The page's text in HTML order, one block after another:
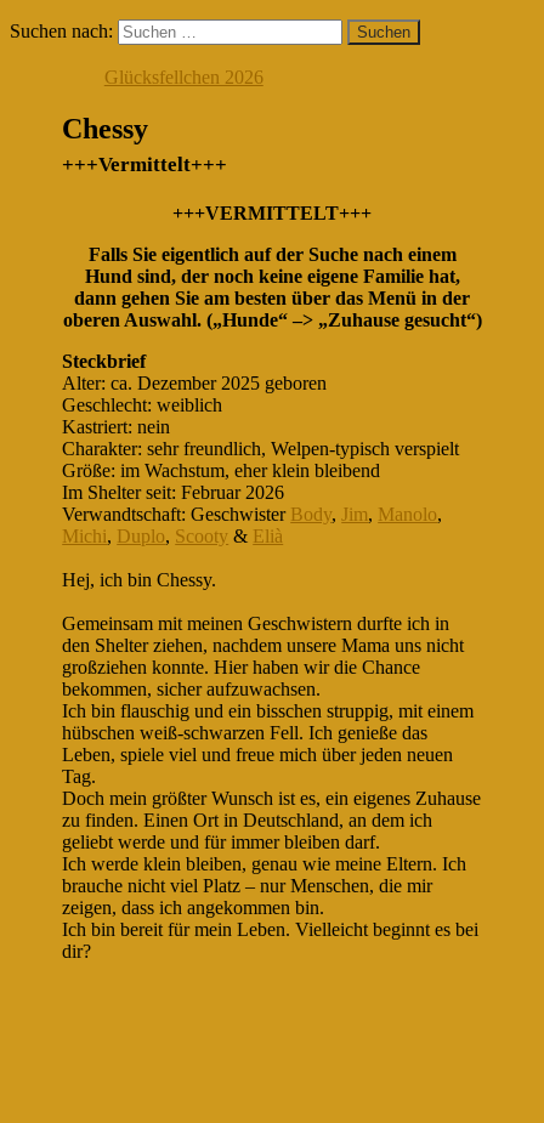
Suchen nach:
Glücksfellchen 2026
Chessy
+++Vermittelt+++
+++VERMITTELT+++
Falls Sie eigentlich auf der Suche nach einem
Hund sind, der noch keine eigene Familie hat,
dann gehen Sie am besten über das Menü in der
oberen Auswahl. („Hunde“ –> „Zuhause gesucht“)
Steckbrief
Alter: ca. Dezember 2025 geboren
Geschlecht: weiblich
Kastriert: nein
Charakter: sehr freundlich, Welpen-typisch verspielt
Größe: im Wachstum, eher klein bleibend
Im Shelter seit: Februar 2026
Verwandtschaft: Geschwister Body,Jim, Manolo,
Michi, Duplo, Scooty & Elià
Hej, ich bin Chessy.
Gemeinsam mit meinen Geschwistern durfte ich in
den Shelter ziehen, nachdem unsere Mama uns nicht
großziehen konnte. Hier haben wir die Chance
bekommen, sicher aufzuwachsen.
Ich bin flauschig und ein bisschen struppig, mit einem
hübschen weiß-schwarzen Fell. Ich genieße das
Leben, spiele viel und freue mich über jeden neuen
Tag.
Doch mein größter Wunsch ist es, ein eigenes Zuhause
zu finden. Einen Ort in Deutschland, an dem ich
geliebt werde und für immer bleiben darf.
Ich werde klein bleiben, genau wie meine Eltern. Ich
brauche nicht viel Platz – nur Menschen, die mir
zeigen, dass ich angekommen bin.
Ich bin bereit für mein Leben. Vielleicht beginnt es bei
dir?